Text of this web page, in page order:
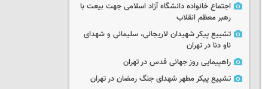
اجتماع خانواده دانشگاه آزاد اسلامی جهت بیعت با
رهبر معظم انقلاب
تشییع پیکر شهیدان لاریجانی، سلیمانی و شهدای
ناو دنا در تهران
راهپیمایی روز جهانی قدس در تهران
تشییع پیکر مطهر شهدای جنگ رمضان در تهران